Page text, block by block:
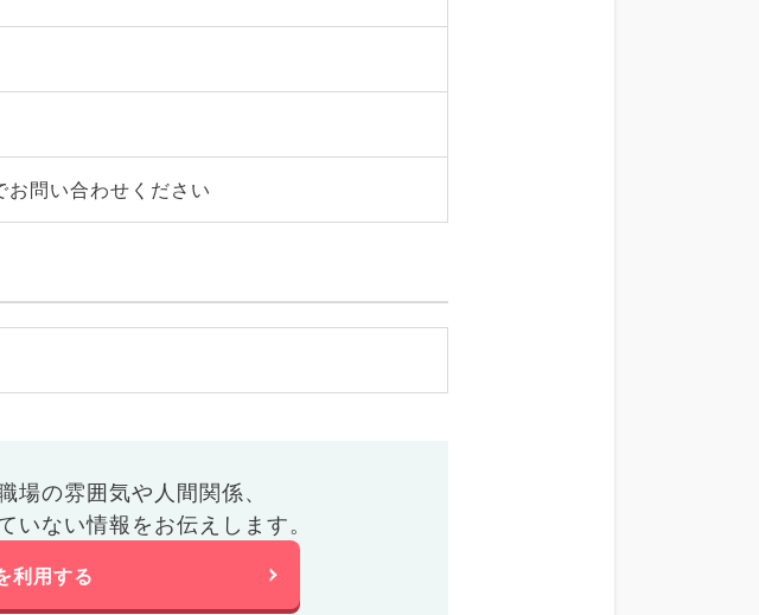
問い合わせください
場の雰囲気や人間関係、
いない情報をお伝えします。
利用する